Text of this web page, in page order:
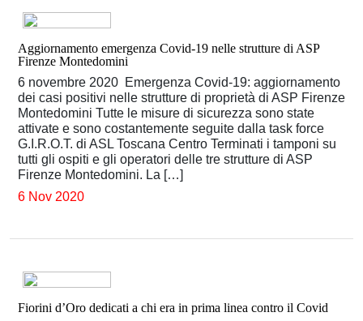
Aggiornamento emergenza Covid-19 nelle strutture di ASP
Firenze Montedomini
6 novembre 2020 Emergenza Covid-19: aggiornamento
dei casi positivi nelle strutture di proprietà di ASP Firenze
Montedomini Tutte le misure di sicurezza sono state
attivate e sono costantemente seguite dalla task force
G.I.R.O.T. di ASL Toscana Centro Terminati i tamponi su
tutti gli ospiti e gli operatori delle tre strutture di ASP
Firenze Montedomini. La […]
6 Nov 2020
Fiorini d’Oro dedicati a chi era in prima linea contro il Covid